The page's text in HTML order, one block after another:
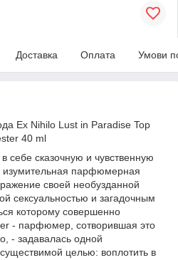
Доставка Оплата Умови
Ex Nihilo Lust in Paradise Top
40 ml
себе сказочную и чувственную
парфюмерная
своей необузданной
сексуальностью и загадочным
которому совершенно
- парфюмер, сотворившая это
- задавалась одной
целью: воплотить в